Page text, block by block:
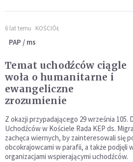
6 lat temu KOŚCIÓŁ
PAP / ms
Temat uchodźców ciągle
woła o humanitarne i
ewangeliczne
zrozumienie
Z okazji przypadającego 29 września 105.
Uchodźców w Kościele Rada KEP ds.
zachęca wiernych, by zainteresowali się
obcokrajowcami w parafii, a także podjęli
organizacjami wspierającymi uchodźców.